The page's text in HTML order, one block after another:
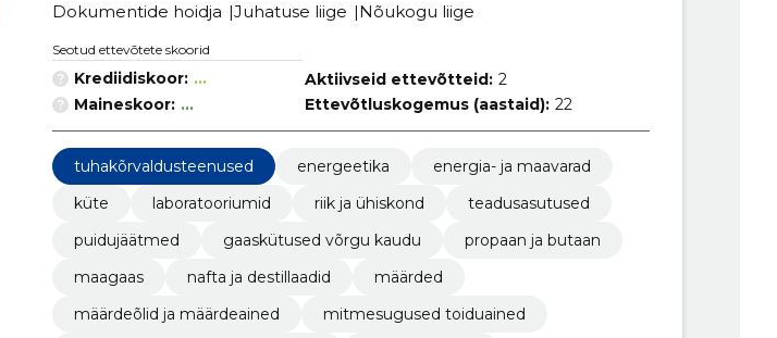
Dokumentide hoidja
Juhatuse liige Nõukogu liige
Seotud ettevõtete skoorid
Krediidiskoor: ...
Maineskoor: ...
Aktiivseid ettevõtteid: 2
Ettevõtluskogemus (aastaid): 22
tuhakõrvaldusteenused energeetika
energia- ja maavarad
küte
laboratooriumid riik ja ühiskond
teadusasutused
puidujäätmed
gaaskütused võrgu kaudu
propaan ja butaan
maagaas
nafta ja destillaadid
määrded
määrdeõlid ja määrdeained
mitmesugused toiduained